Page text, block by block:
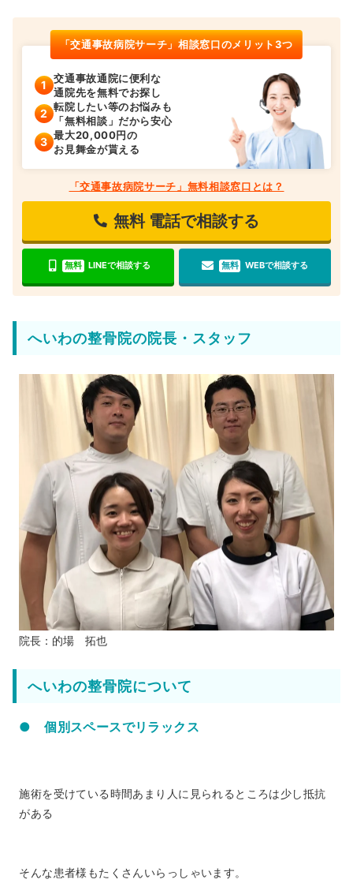
「交通事故病院サーチ」相談窓口のメリット3つ
交通事故通院に便利な
通院先を無料でお探し
転院したい等のお悩みも
「無料相談」だから安心
最大20,000円の
お見舞金が貰える
「交通事故病院サーチ」無料相談窓口とは？
無料 電話で相談する
無料 LINEで相談する 無料 WEBで相談する
へいわの整骨院の院長・スタッフ
院長：的場 拓也
へいわの整骨院について
● 個別スペースでリラックス
施術を受けている時間あまり人に見られるところは少し抵抗
がある
そんな患者様もたくさんいらっしゃいます。